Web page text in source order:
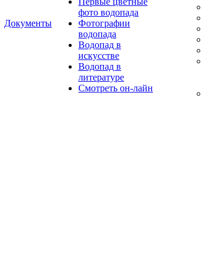
Документы
фото водопада
Фотографии
водопада
Водопад в
искусстве
Водопад в
литературе
Смотреть он-лайн